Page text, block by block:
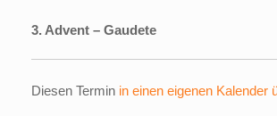
3. Advent – Gaudete
Diesen Termin in einen eigenen Kalender